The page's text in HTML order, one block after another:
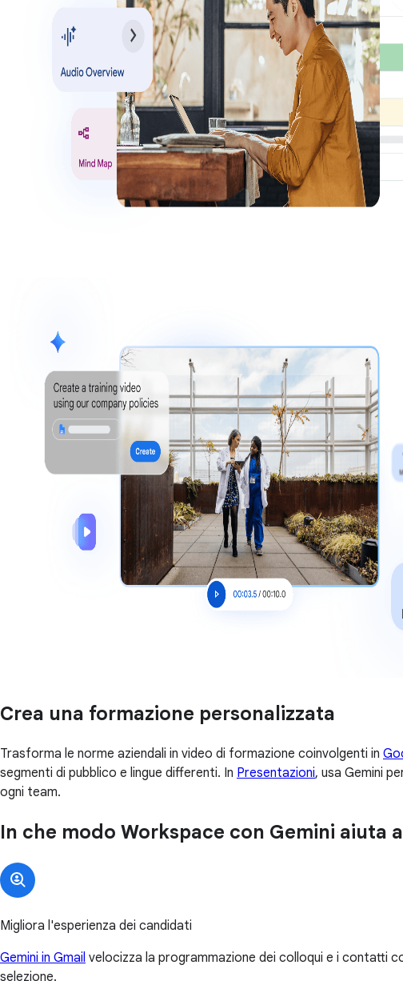
Crea una formazione personalizzata
Trasforma le norme aziendali in video di formazione coinvolgenti in
segmenti di pubblico e lingue differenti. In Presentazioni, usa Gemini
ogni team.
In che modo Workspace con Gemini aiuta
Migliora l'esperienza dei candidati
Gemini in Gmail velocizza la programmazione dei colloqui e i contatti
selezione.